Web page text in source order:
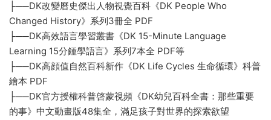
├──DK改變曆史傑出人物視覺百科《DK People Who
Changed History》系列3冊全 PDF
├──DK高效語言學習叢書《DK 15-Minute Language
Learning 15分鍾學語言》系列7本全 PDF等
├──DK高顔值自然百科新作《DK Life Cycles 生命循環》科普
繪本 PDF
├──DK官方授權科普啓蒙視頻《DK幼兒百科全書：那些重要
的事》中文動畫版48集全，滿足孩子對世界的探索欲望